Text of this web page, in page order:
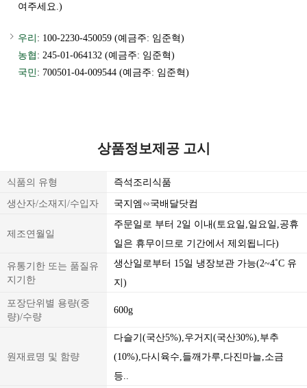
여주세요.)
우리 : 100-2230-450059 (예금주: 임준혁)
농협 : 245-01-064132 (예금주: 임준혁)
국민 : 700501-04-009544 (예금주: 임준혁)
상품정보제공 고시
식품의 유형
즉석조리식품
생산자/소재지/수입자
국지엠∽국배달닷컴
제조연월일
주문일로 부터 2일 이내(토요일,일요일,공휴
일은 휴무이므로 기간에서 제외됩니다)
유통기한 또는 품질유
지기한
생산일로부터 15일 냉장보관 가능(2~4˚C 유
지)
포장단위별 용량(중
량)/수량
600g
원재료명 및 함량
다슬기(국산5%),우거지(국산30%),부추
(10%),다시육수,들깨가루,다진마늘,소금
등..